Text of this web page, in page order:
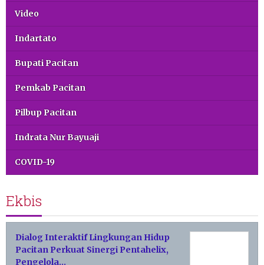
Video
Indartato
Bupati Pacitan
Pemkab Pacitan
Pilbup Pacitan
Indrata Nur Bayuaji
COVID-19
Ekbis
Dialog Interaktif Lingkungan Hidup
Pacitan Perkuat Sinergi Pentahelix,
Pengelola…